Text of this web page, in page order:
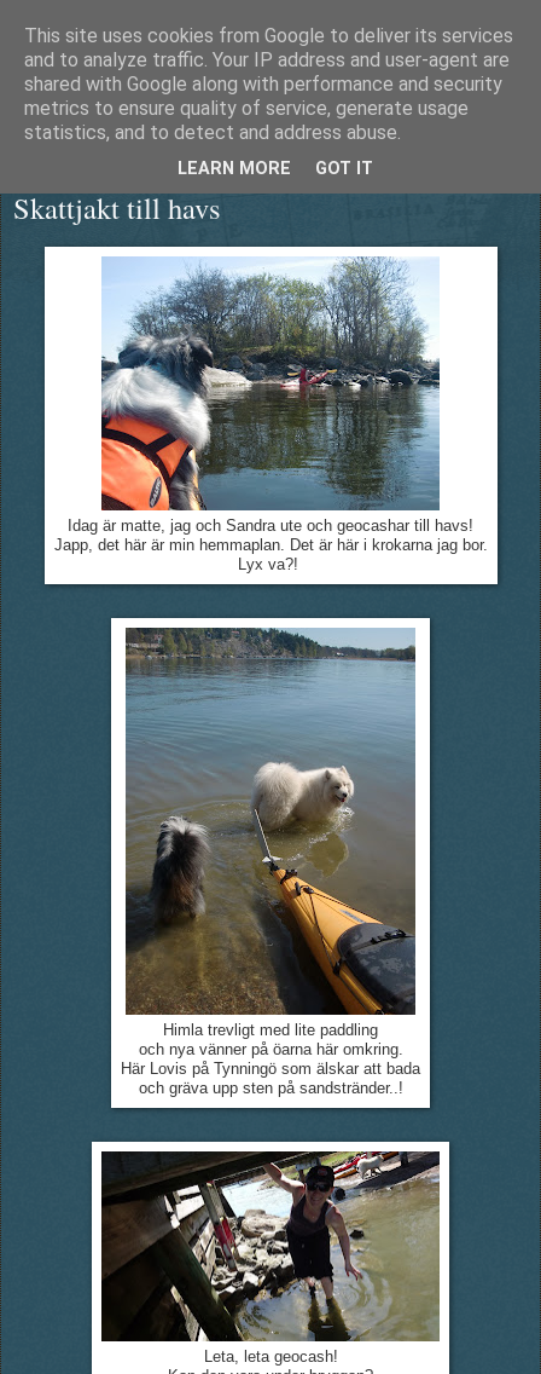
Äventyrshunden Diesel
Skattjakt till havs
Idag är matte, jag och Sandra ute och geocashar till havs!
Japp, det här är min hemmaplan. Det är här i krokarna jag bor.
Lyx va?!
Himla trevligt med lite paddling
och nya vänner på öarna här omkring.
Här Lovis på Tynningö som älskar att bada
och gräva upp sten på sandstränder..!
Leta, leta geocash!
This site uses cookies from Google to deliver its services
and to analyze traffic. Your IP address and user-agent are
shared with Google along with performance and security
metrics to ensure quality of service, generate usage
statistics, and to detect and address abuse.
LEARN MORE GOT IT